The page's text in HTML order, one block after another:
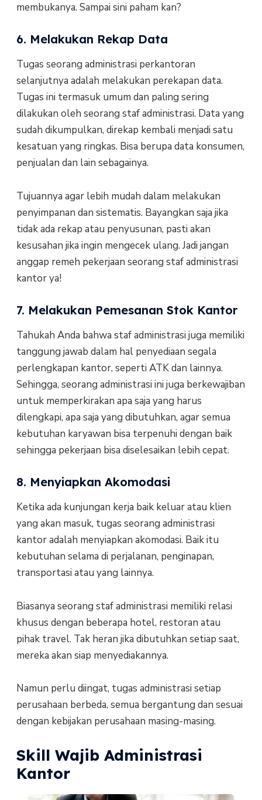
membukanya. Sampai sini paham kan?
6. Melakukan Rekap Data
Tugas seorang administrasi perkantoran
selanjutnya adalah melakukan perekapan data.
Tugas ini termasuk umum dan paling sering
dilakukan oleh seorang staf administrasi. Data yang
sudah dikumpulkan, direkap kembali menjadi satu
kesatuan yang ringkas. Bisa berupa data konsumen,
penjualan dan lain sebagainya.
Tujuannya agar lebih mudah dalam melakukan
penyimpanan dan sistematis. Bayangkan saja jika
tidak ada rekap atau penyusunan, pasti akan
kesusahan jika ingin mengecek ulang. Jadi jangan
anggap remeh pekerjaan seorang staf administrasi
kantor ya!
7. Melakukan Pemesanan Stok Kantor
Tahukah Anda bahwa staf administrasi juga memiliki
tanggung jawab dalam hal penyediaan segala
perlengkapan kantor, seperti ATK dan lainnya.
Sehingga, seorang administrasi ini juga berkewajiban
untuk memperkirakan apa saja yang harus
dilengkapi, apa saja yang dibutuhkan, agar semua
kebutuhan karyawan bisa terpenuhi dengan baik
sehingga pekerjaan bisa diselesaikan lebih cepat.
8. Menyiapkan Akomodasi
Ketika ada kunjungan kerja baik keluar atau klien
yang akan masuk, tugas seorang administrasi
kantor adalah menyiapkan akomodasi. Baik itu
kebutuhan selama di perjalanan, penginapan,
transportasi atau yang lainnya.
Biasanya seorang staf administrasi memiliki relasi
khusus dengan beberapa hotel, restoran atau
pihak travel. Tak heran jika dibutuhkan setiap saat,
mereka akan siap menyediakannya.
Namun perlu diingat, tugas administrasi setiap
perusahaan berbeda, semua bergantung dan sesuai
dengan kebijakan perusahaan masing-masing.
Skill Wajib Administrasi
Kantor